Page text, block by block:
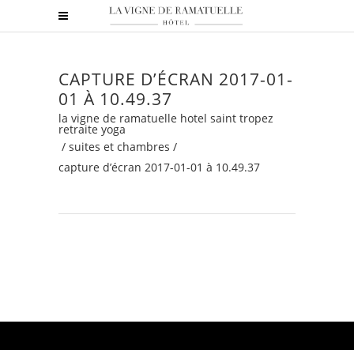
CAPTURE D’ÉCRAN 2017-01-
01 À 10.49.37
la vigne de ramatuelle hotel saint tropez
retraite yoga
/ suites et chambres /
capture d’écran 2017-01-01 à 10.49.37